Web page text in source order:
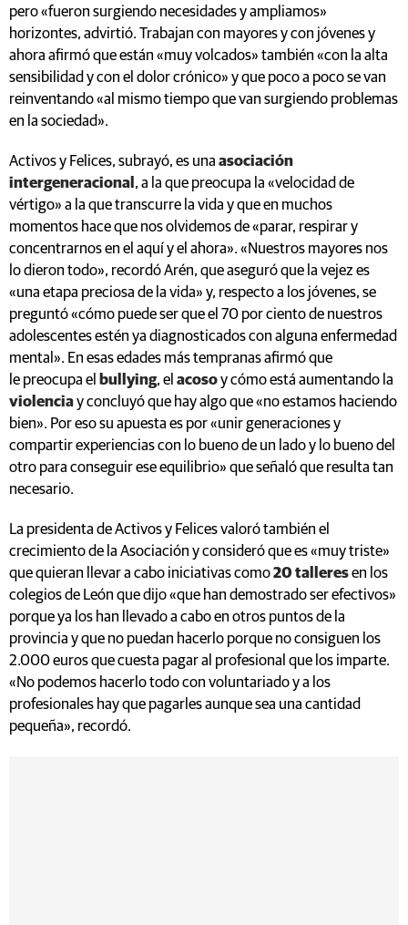
pero «fueron surgiendo necesidades y ampliamos»
horizontes, advirtió. Trabajan con mayores y con jóvenes y
ahora afirmó que están «muy volcados» también «con la alta
sensibilidad y con el dolor crónico» y que poco a poco se van
reinventando «al mismo tiempo que van surgiendo problemas
en la sociedad».
Activos y Felices, subrayó, es una asociación
intergeneracional , a la que preocupa la «velocidad de
vértigo» a la que transcurre la vida y que en muchos
momentos hace que nos olvidemos de «parar, respirar y
concentrarnos en el aquí y el ahora». «Nuestros mayores nos
lo dieron todo», recordó Arén, que aseguró que la vejez es
«una etapa preciosa de la vida» y, respecto a los jóvenes, se
preguntó «cómo puede ser que el 70 por ciento de nuestros
adolescentes estén ya diagnosticados con alguna enfermedad
mental». En esas edades más tempranas afirmó que
le preocupa el bullying, el acosoy cómo está aumentando la
violenciay concluyó que hay algo que «no estamos haciendo
bien». Por eso su apuesta es por «unir generaciones y
compartir experiencias con lo bueno de un lado y lo bueno del
otro para conseguir ese equilibrio» que señaló que resulta tan
necesario.
La presidenta de Activos y Felices valoró también el
crecimiento de la Asociación y consideró que es «muy triste»
que quieran llevar a cabo iniciativas como20 talleresen los
colegios de León que dijo «que han demostrado ser efectivos»
porque ya los han llevado a cabo en otros puntos de la
provincia y que no puedan hacerlo porque no consiguen los
2.000 euros que cuesta pagar al profesional que los imparte.
«No podemos hacerlo todo con voluntariado y a los
profesionales hay que pagarles aunque sea una cantidad
pequeña», recordó.